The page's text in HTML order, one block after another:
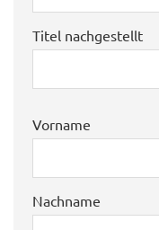
Titel nachgestellt
Vorname
Nachname